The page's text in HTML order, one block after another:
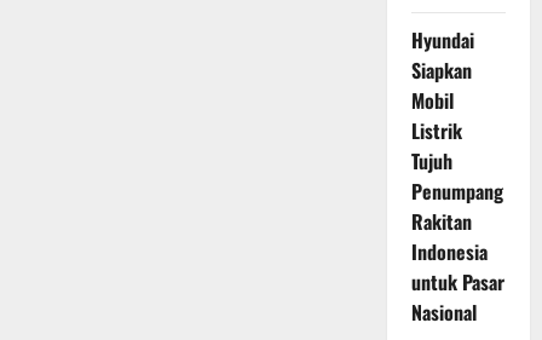
Hyundai
Siapkan
Mobil
Listrik
Tujuh
Penumpang
Rakitan
Indonesia
untuk Pasar
Nasional